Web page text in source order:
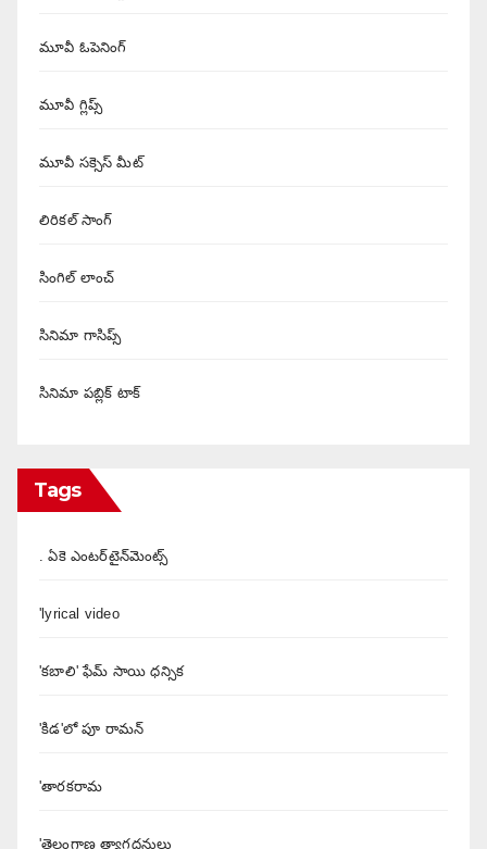
మూవీ ఓపెనింగ్
మూవీ గ్లిప్స్
మూవీ సక్సెస్ మీట్
లిరికల్ సాంగ్
సింగిల్ లాంచ్
సినిమా గాసిప్స్
సినిమా పబ్లిక్ టాక్
Tags
. ఏకె ఎంటర్‌టైన్‌మెంట్స్
'lyrical video
'కబాలి' ఫేమ్ సాయి ధన్సిక
'కిడ'లో పూ రామన్
'తారకరామ
'తెలంగాణ త్యాగధనులు